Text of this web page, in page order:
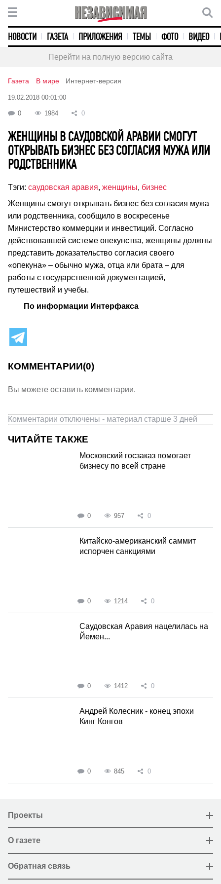
НОВОСТИ ГАЗЕТА ПРИЛОЖЕНИЯ ТЕМЫ ФОТО ВИДЕО
Перейти на полную версию сайта
Газета В мире Интернет-версия
19.02.2018 00:01:00
0 1984 0
ЖЕНЩИНЫ В САУДОВСКОЙ АРАВИИ СМОГУТ
ОТКРЫВАТЬ БИЗНЕС БЕЗ СОГЛАСИЯ МУЖА ИЛИ
РОДСТВЕННИКА
Тэги: саудовская аравия, женщины, бизнес
Женщины смогут открывать бизнес без согласия мужа
или родственника, сообщило в воскресенье
Министерство коммерции и инвестиций. Согласно
действовавшей системе опекунства, женщины должны
представить доказательство согласия своего
«опекуна» – обычно мужа, отца или брата – для
работы с государственной документацией,
путешествий и учебы.
По информации Интерфакса
КОММЕНТАРИИ(0)
Вы можете оставить комментарии.
Комментарии отключены - материал старше 3 дней
ЧИТАЙТЕ ТАКЖЕ
Московский госзаказ помогает
бизнесу по всей стране
0 957 0
Китайско-американский саммит
испорчен санкциями
0 1214 0
Саудовская Аравия нацелилась на
Йемен...
0 1412 0
Андрей Колесник - конец эпохи
Кинг Конгов
0 845 0
Проекты
О газете
Обратная связь